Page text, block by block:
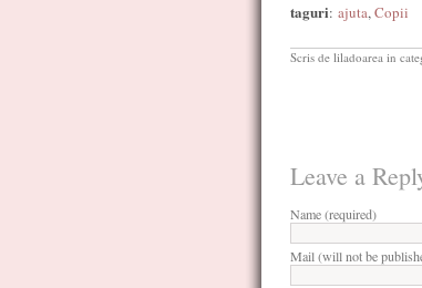
taguri: ajuta,Copii
Scris de liladoarea in
Leave a
Name (required)
Mail (will not be